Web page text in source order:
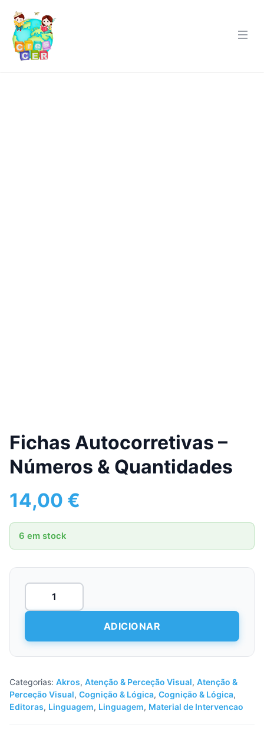
Fichas Autocorretivas –
Números & Quantidades
14,00 €
6 em stock
Quantidade
Fichas
-
ADICIONAR
Categorias: Akros, Atenção & Perceção Visual, Atenção &
Perceção Visual, Cognição & Lógica, Cognição & Lógica,
Editoras, Linguagem, Linguagem, Material de Intervencao